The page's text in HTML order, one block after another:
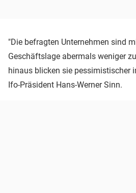
"Die befragten Unternehmen sind
Geschäftslage abermals weniger
hinaus blicken sie pessimistischer
Ifo-Präsident Hans-Werner Sinn.